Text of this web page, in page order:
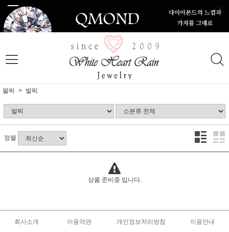
팔찌 발찌
정렬
상품 준비중 입니다.
회사소개 이용약관 개인정보처리방침 이용안내